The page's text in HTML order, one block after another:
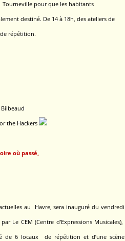
Tourneville pour que les habitants
destiné. De 14 à 18h, des ateliers de
répétition.
Bilbeaud
the Hackers
où passé,
au Havre, sera inauguré du vendredi
Le CEM (Centre d’Expressions Musicales),
de 6 locaux de répétition et d’une scène